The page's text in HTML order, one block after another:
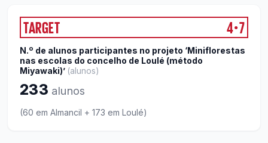
TARGET 4●7
N.º de alunos participantes no projeto ‘Miniflorestas
nas escolas do concelho de Loulé (método
Miyawaki)’ (alunos)
233 alunos
(60 em Almancil + 173 em Loulé)